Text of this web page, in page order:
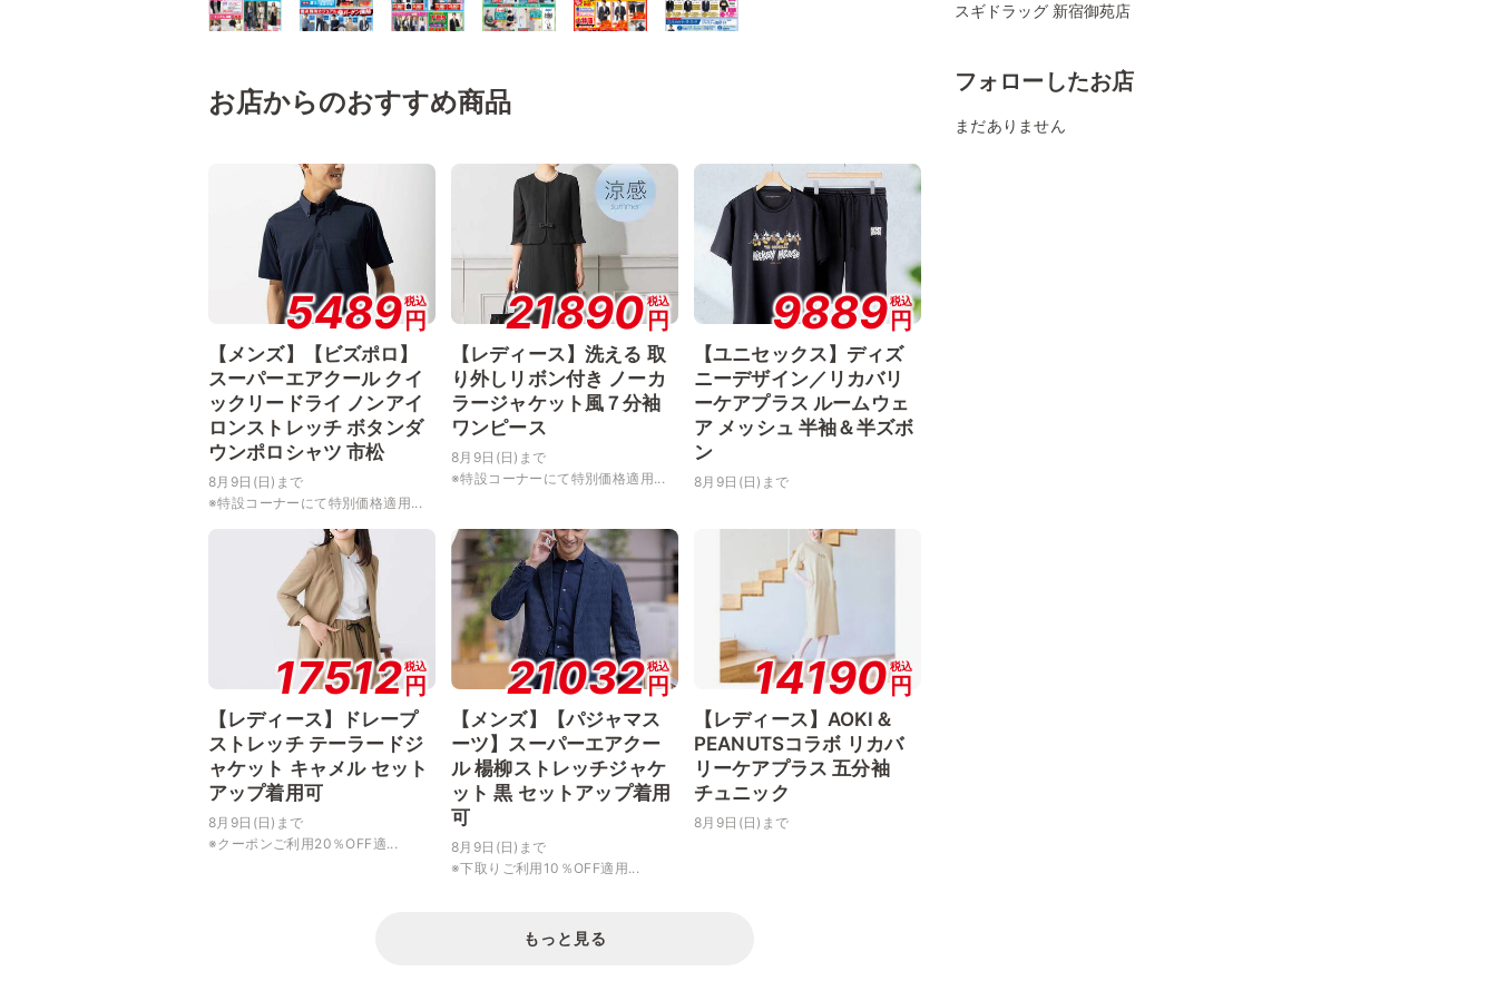
お店からのおすすめ商品
5489税込
円
【メンズ】【ビズポロ】
スーパーエアクール クイ
ックリードライ ノンアイ
ロンストレッチ ボタンダ
ウンポロシャツ 市松
8月9日(日)まで
※特設コーナーにて特別価格適用...
21890税込
円
【レディース】洗える 取
り外しリボン付き ノーカ
ラージャケット風７分袖
ワンピース
8月9日(日)まで
※特設コーナーにて特別価格適用...
9889税込
円
【ユニセックス】ディズ
ニーデザイン／リカバリ
ーケアプラス ルームウェ
ア メッシュ 半袖＆半ズボ
ン
8月9日(日)まで
17512税込
円
【レディース】ドレープ
ストレッチ テーラードジ
ャケット キャメル セット
アップ着用可
8月9日(日)まで
※クーポンご利用20％OFF適...
21032税込
円
【メンズ】【パジャマス
ーツ】スーパーエアクー
ル 楊柳ストレッチジャケ
ット 黒 セットアップ着用
可
8月9日(日)まで
※下取りご利用10％OFF適用...
14190税込
円
【レディース】AOKI＆
PEANUTSコラボ リカバ
リーケアプラス 五分袖
チュニック
8月9日(日)まで
もっと見る
スギドラッグ 新宿御苑店
フォローしたお店
まだありません